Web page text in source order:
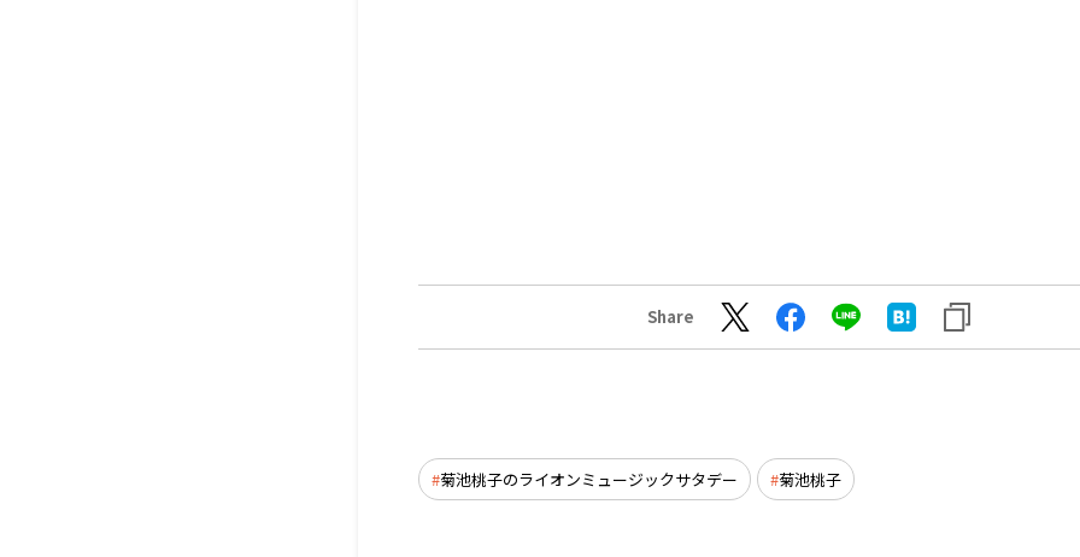
Share
菊池桃子のライオンミュージックサタデー 菊池桃子